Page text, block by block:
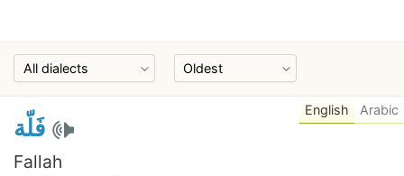
فَلّة
Fallah
English Arabic